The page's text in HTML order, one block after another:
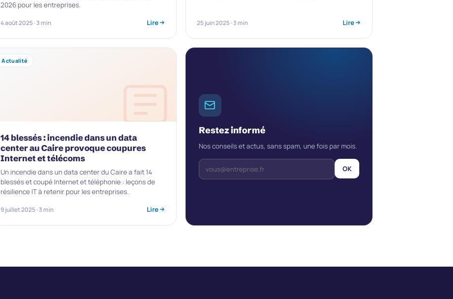
2026 pour les entreprises.
4 août 2025 · 3 min Lire 25 juin 2025 · 3 min Lire
Actualité
14 blessés : incendie dans un data
center au Caire provoque coupures
Internet et télécoms
Un incendie dans un data center du Caire a fait 14
blessés et coupé Internet et téléphonie : leçons de
résilience IT à retenir pour les entreprises.
9 juillet 2025 · 3 min Lire
Restez informé
Nos conseils et actus, sans spam, une fois par mois.
OK